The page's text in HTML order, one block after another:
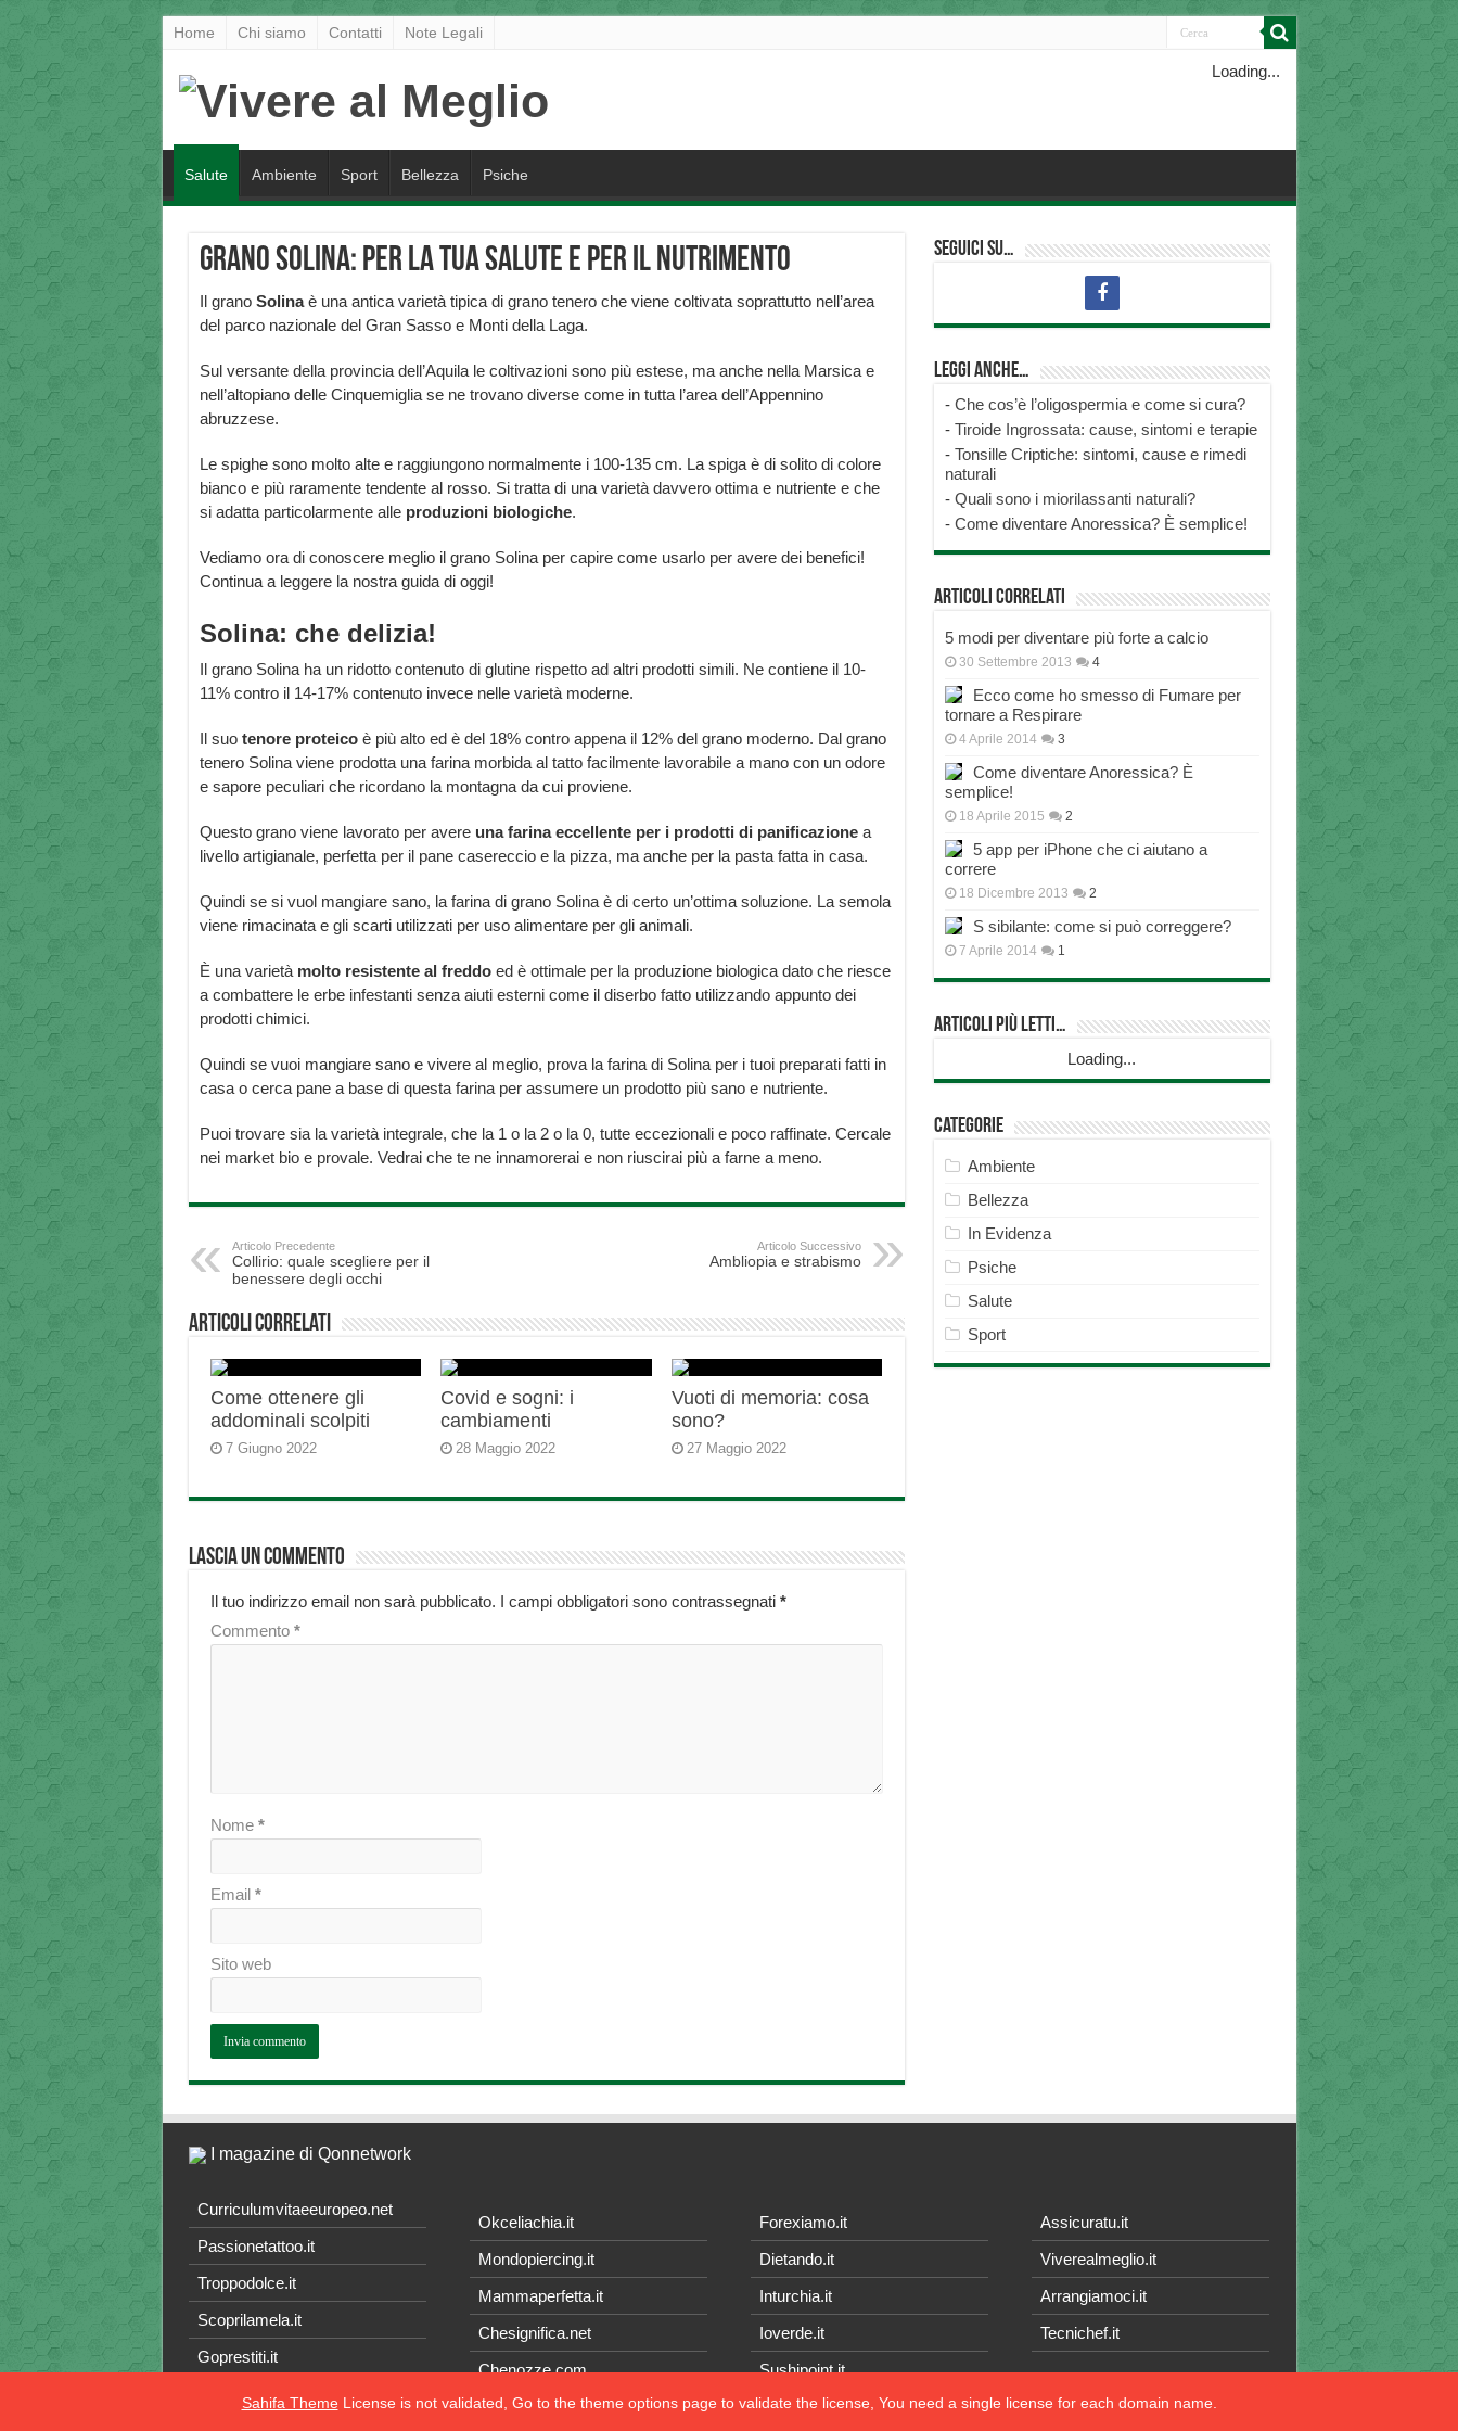
Home Chi siamo Contatti Note Legali
Loading...
Salute Ambiente Sport Bellezza Psiche
Grano solina: per la tua salute e per il nutrimento
Il grano Solinaè una antica varietà tipica di grano tenero che viene coltivata soprattutto nell’area
del parco nazionale del Gran Sasso e Monti della Laga.
Sul versante della provincia dell’Aquila le coltivazioni sono più estese, ma anche nella Marsica e
nell’altopiano delle Cinquemiglia se ne trovano diverse come in tutta l’area dell’Appennino
abruzzese.
Le spighe sono molto alte e raggiungono normalmente i 100-135 cm. La spiga è di solito di colore
bianco e più raramente tendente al rosso. Si tratta di una varietà davvero ottima e nutriente e che
si adatta particolarmente alle produzioni biologiche.
Vediamo ora di conoscere meglio il grano Solina per capire come usarlo per avere dei benefici!
Continua a leggere la nostra guida di oggi!
Solina: che delizia!
Il grano Solina ha un ridotto contenuto di glutine rispetto ad altri prodotti simili. Ne contiene il 10-
11% contro il 14-17% contenuto invece nelle varietà moderne.
Il suo tenore proteicoè più alto ed è del 18% contro appena il 12% del grano moderno. Dal grano
tenero Solina viene prodotta una farina morbida al tatto facilmente lavorabile a mano con un odore
e sapore peculiari che ricordano la montagna da cui proviene.
Questo grano viene lavorato per avere una farina eccellente per i prodotti di panificazionea
livello artigianale, perfetta per il pane casereccio e la pizza, ma anche per la pasta fatta in casa.
Quindi se si vuol mangiare sano, la farina di grano Solina è di certo un’ottima soluzione. La semola
viene rimacinata e gli scarti utilizzati per uso alimentare per gli animali.
È una varietà molto resistente al freddoed è ottimale per la produzione biologica dato che riesce
a combattere le erbe infestanti senza aiuti esterni come il diserbo fatto utilizzando appunto dei
prodotti chimici.
Quindi se vuoi mangiare sano e vivere al meglio, prova la farina di Solina per i tuoi preparati fatti in
casa o cerca pane a base di questa farina per assumere un prodotto più sano e nutriente.
Puoi trovare sia la varietà integrale, che la 1 o la 2 o la 0, tutte eccezionali e poco raffinate. Cercale
nei market bio e provale. Vedrai che te ne innamorerai e non riuscirai più a farne a meno.
Articolo Precedente
Collirio: quale scegliere per il
benessere degli occhi
Articolo Successivo
Ambliopia e strabismo
Articoli correlati
Come ottenere gli
addominali scolpiti
7 Giugno 2022
Covid e sogni: i
cambiamenti
28 Maggio 2022
Vuoti di memoria: cosa
sono?
27 Maggio 2022
Lascia un commento
Il tuo indirizzo email non sarà pubblicato. I campi obbligatori sono contrassegnati *
Commento *
Nome *
Email *
Sito web
Seguici su…
Leggi anche…
- Che cos’è l’oligospermia e come si cura?
- Tiroide Ingrossata: cause, sintomi e terapie
- Tonsille Criptiche: sintomi, cause e rimedi
naturali
- Quali sono i miorilassanti naturali?
- Come diventare Anoressica? È semplice!
Articoli correlati
5 modi per diventare più forte a calcio
30 Settembre 2013 4
Ecco come ho smesso di Fumare per
tornare a Respirare
4 Aprile 2014 3
Come diventare Anoressica? È
semplice!
18 Aprile 2015 2
5 app per iPhone che ci aiutano a
correre
18 Dicembre 2013 2
S sibilante: come si può correggere?
7 Aprile 2014 1
Articoli più Letti…
Loading...
Categorie
Ambiente
Bellezza
In Evidenza
Psiche
Salute
Sport
I magazine di Qonnetwork
Curriculumvitaeeuropeo.net
Passionetattoo.it
Troppodolce.it
Scoprilamela.it
Goprestiti.it
Okceliachia.it
Mondopiercing.it
Mammaperfetta.it
Chesignifica.net
Chenozze.com
Forexiamo.it
Dietando.it
Inturchia.it
Ioverde.it
Sushipoint.it
Assicuratu.it
Viverealmeglio.it
Arrangiamoci.it
Tecnichef.it
Sahifa ThemeLicense is not validated, Go to the theme options page to validate the license, You need a single license for each domain name.